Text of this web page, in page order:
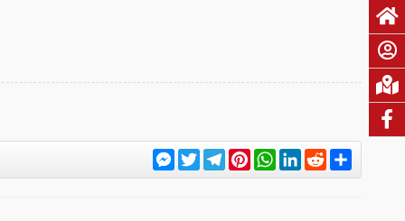
Messenger
TwitterTelegram
Pinterest
WhatsApp
LinkedIn
Reddit